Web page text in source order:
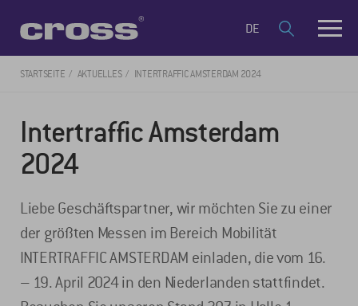
DE
STARTSEITE AKTUELLES INTERTRAFFIC AMSTERDAM 2024
Intertraffic Amsterdam
2024
Liebe Geschäftspartner, wir möchten Sie zu einer
der größten Messen im Bereich Mobilität
INTERTRAFFIC AMSTERDAM einladen, die vom 16.
– 19. April 2024 in den Niederlanden stattfindet.